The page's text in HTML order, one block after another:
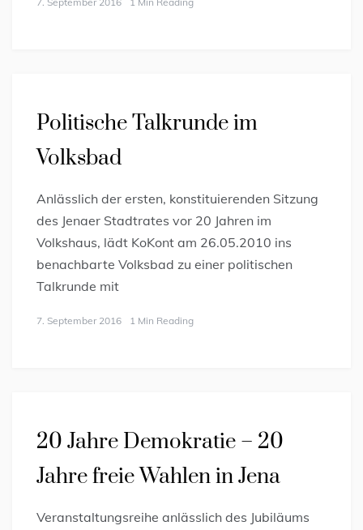
Politische Talkrunde im
Volksbad
Anlässlich der ersten, konstituierenden Sitzung
des Jenaer Stadtrates vor 20 Jahren im
Volkshaus, lädt KoKont am 26.05.2010 ins
benachbarte Volksbad zu einer politischen
Talkrunde mit
7. September 2016 1 Min Reading
20 Jahre Demokratie – 20
Jahre freie Wahlen in Jena
Veranstaltungsreihe anlässlich des Jubiläums